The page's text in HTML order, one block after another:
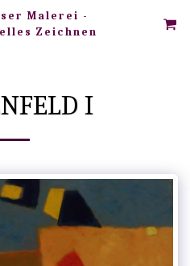
Malerei -
Zeichnen
I